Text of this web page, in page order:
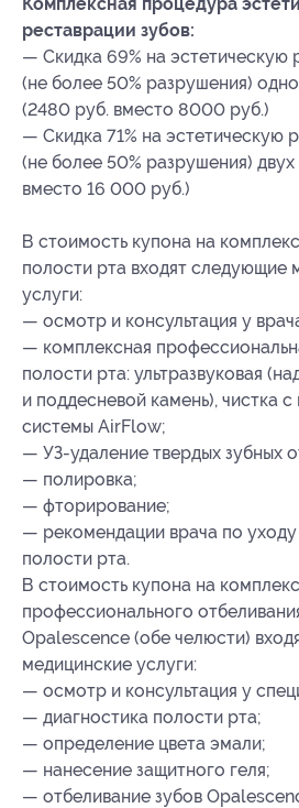
реставрации зубов:
— Скидка 69% на эстетическую
(не более 50% разрушения)
(2480 руб. вместо 8000 руб.)
— Скидка 71% на эстетическую
(не более 50% разрушения)
вместо 16 000 руб.)
В стоимость купона на
полости рта входят следующие
услуги:
— осмотр и консультация у
— комплексная
полости рта: ультразвуковая
и поддесневой камень), чистка
системы AirFlow;
— УЗ-удаление твердых зубных
— полировка;
— фторирование;
— рекомендации врача по уходу
полости рта.
В стоимость купона на
профессионального
Opalescence (обе челюсти)
медицинские услуги:
— осмотр и консультация у
— диагностика полости рта;
— определение цвета эмали;
— нанесение защитного геля;
— отбеливание зубов